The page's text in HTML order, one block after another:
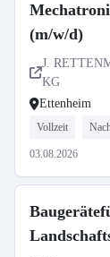
(m/w/d)
J.
KG
Ettenheim
Vollzeit
03.08.2026